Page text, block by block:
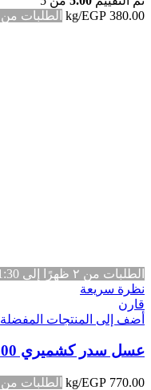
EGP 380.00
/kg الطلبات من ٢ ظهرًا إلى 1:30 صباحًا
الطلبات من ٢ ظهرًا إلى 1:30 صباحًا
نظرة سريعة
قارن
أضف إلى المنتجات المفضلة
عسل سدر كشميري 500 جم
EGP 770.00
/kg الطلبات من ٢ ظهرًا إلى 1:30 صباحًا